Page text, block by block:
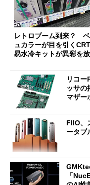
レトロブーム到来？
ュカラーが目を引く
易水冷キットが異彩を
リコー
ッサの
マザー
FIIO、
ータブ
「